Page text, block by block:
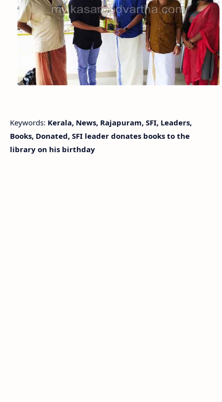
Keywords: Kerala, News, Rajapuram, SFI, Leaders,
Books, Donated, SFI leader donates books to the
library on his birthday